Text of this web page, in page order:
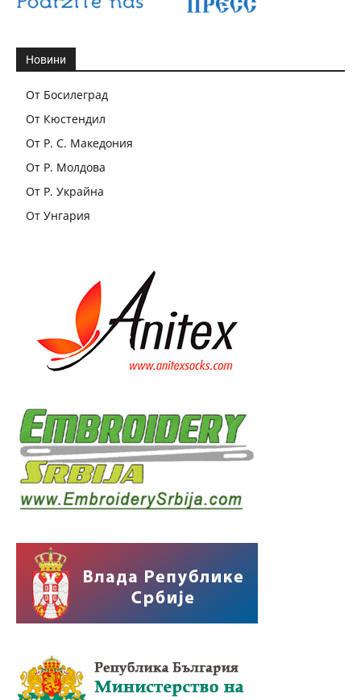
Новини
От Босилеград
От Кюстендил
От Р. С. Македония
От Р. Молдова
От Р. Украйна
От Унгария